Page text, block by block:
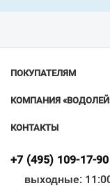
ПОКУПАТЕЛЯМ
КОМПАНИЯ
КОНТАКТЫ
+7 (495) 109-17-90
выходные:Всё